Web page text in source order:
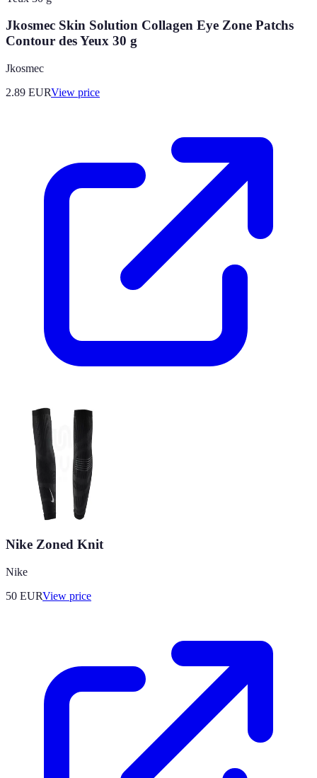
Jkosmec Skin Solution Collagen Eye Zone Patchs
Contour des Yeux 30 g
Jkosmec
2.89 EURView price
Nike Zoned Knit
Nike
50 EURView price